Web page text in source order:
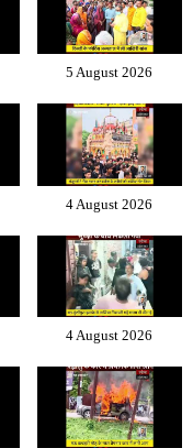
5 August 2026
4 August 2026
4 August 2026